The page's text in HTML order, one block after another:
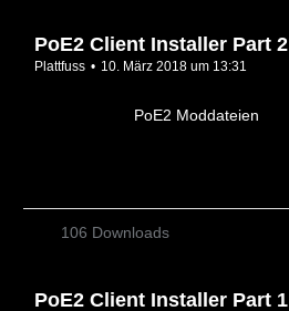
PoE2 Client Installer Part 2
Plattfuss 10. März 2018 um 13:31
PoE2 Moddateien
106 Downloads
PoE2 Client Installer Part 1